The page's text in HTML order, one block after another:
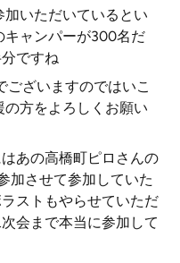
いただいているとい
キャンパーが300名だ
ですね
ございますのではいこ
方をよろしくお願い
あの高橋町ピロさんの
加させて参加していた
ストもやらせていただ
会まで本当に参加して